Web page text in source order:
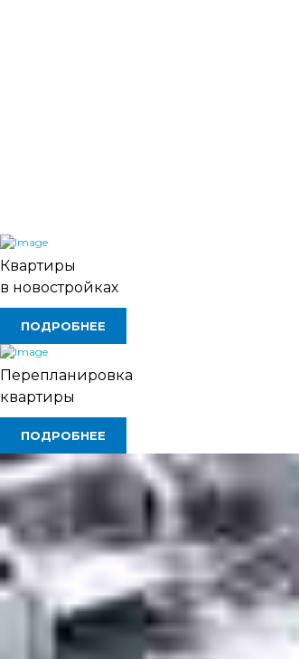
Квартиры
в новостройках
ПОДРОБНЕЕ
Перепланировка
квартиры
ПОДРОБНЕЕ